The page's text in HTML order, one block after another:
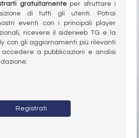
gratuitamenteper sfruttare i
di tutti gli utenti. Potrai
eventi con i principali player
ricevere il siderweb TG e la
con gli aggiornamenti più rilevanti
a pubblicazioni e analisi
Registrati